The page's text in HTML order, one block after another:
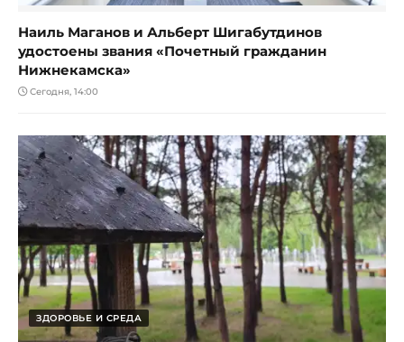
Наиль Маганов и Альберт Шигабутдинов
удостоены звания «Почетный гражданин
Нижнекамска»
Сегодня, 14:00
ЗДОРОВЬЕ И СРЕДА